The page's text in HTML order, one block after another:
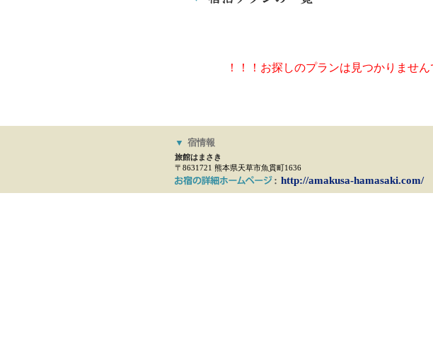
！！！お探しのプランは見つかりませ
▼ 宿情報
旅館はまさき
〒8631721 熊本県天草市魚貫町1636
http://amakusa-hamasaki.com/